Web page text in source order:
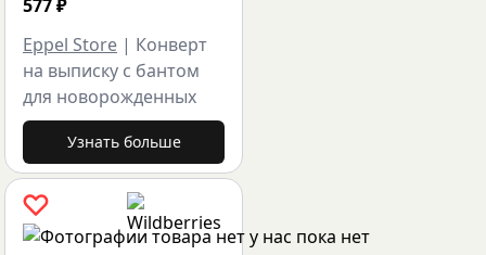
577₽
Eppel Store | Конверт
на выписку с бантом
для новорожденных
Узнать больше